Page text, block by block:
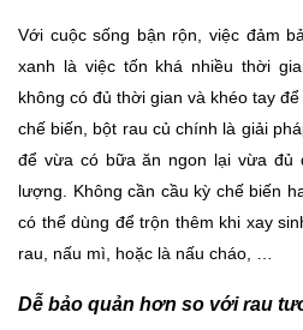
Với cuộc sống bận rộn, việc đảm
xanh là việc tốn khá nhiều thời
không có đủ thời gian và khéo tay
chế biến, bột rau củ chính là giải
để vừa có bữa ăn ngon lại vừa đủ
lượng. Không cần cầu kỳ chế biến
có thể dùng để trộn thêm khi xay
rau, nấu mì, hoặc là nấu cháo, …
Dễ bảo quản hơn so với rau